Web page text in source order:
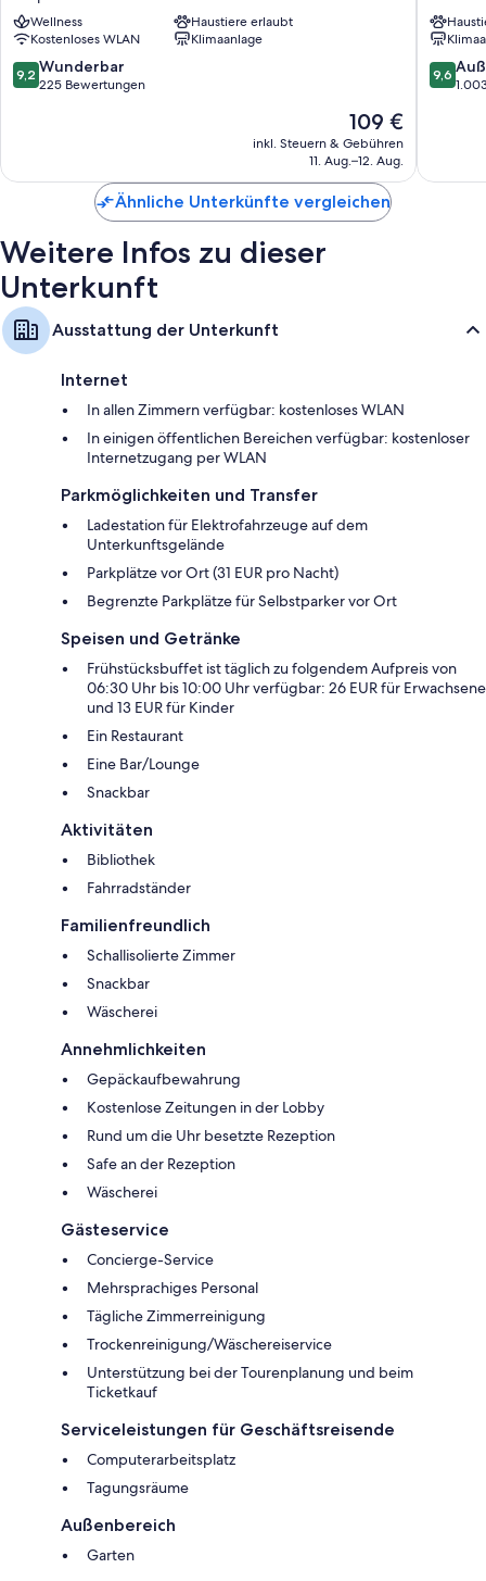
Nestroy
Wien
Leopoldstadt
Wellness
Haustiere erlaubt
Kostenloses WLAN
Klimaanlage
9.2
von
9,2 Wunderbar
225 Bewertungen
Der
Preis
beträgt
109 €
inkl. Steuern & Gebühren
11. Aug.–12. Aug.
Stadt
9.6
von
9,6
Ähnliche Unterkünfte vergleichen
Weitere Infos zu dieser
Unterkunft
Ausstattung der Unterkunft
Internet
In allen Zimmern verfügbar: kostenloses WLAN
In einigen öffentlichen Bereichen verfügbar: kostenloser
Internetzugang per WLAN
Parkmöglichkeiten und Transfer
Ladestation für Elektrofahrzeuge auf dem
Unterkunftsgelände
Parkplätze vor Ort (31 EUR pro Nacht)
Begrenzte Parkplätze für Selbstparker vor Ort
Speisen und Getränke
Frühstücksbuffet ist täglich zu folgendem Aufpreis von
06:30 Uhr bis 10:00 Uhr verfügbar: 26 EUR für Erwachsene
und 13 EUR für Kinder
Ein Restaurant
Eine Bar/Lounge
Snackbar
Aktivitäten
Bibliothek
Fahrradständer
Familienfreundlich
Schallisolierte Zimmer
Snackbar
Wäscherei
Annehmlichkeiten
Gepäckaufbewahrung
Kostenlose Zeitungen in der Lobby
Rund um die Uhr besetzte Rezeption
Safe an der Rezeption
Wäscherei
Gästeservice
Concierge-Service
Mehrsprachiges Personal
Tägliche Zimmerreinigung
Trockenreinigung/Wäschereiservice
Unterstützung bei der Tourenplanung und beim
Ticketkauf
Serviceleistungen für Geschäftsreisende
Computerarbeitsplatz
Tagungsräume
Außenbereich
Garten